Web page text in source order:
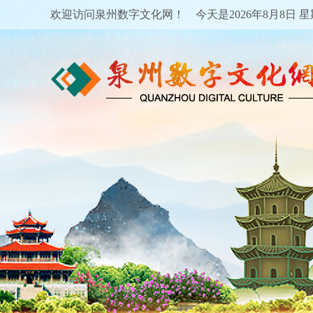
欢迎访问泉州数字文化网！ 今天是2026年8月8日